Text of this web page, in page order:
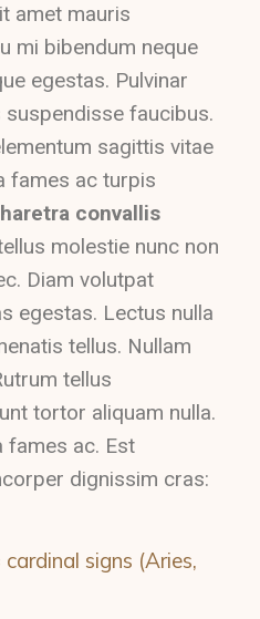
amet mauris
mi bibendum neque
egestas. Pulvinar
faucibus.
sagittis vitae
fames ac turpis
convallis
molestie nunc non
Diam volutpat
egestas. Lectus nulla
tellus. Nullam
tellus
tortor aliquam nulla.
fames ac. Est
dignissim cras:
signs (Aries,